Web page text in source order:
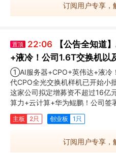
订阅用户专享，
置顶 22:06
【公告全知道
+液冷！公司1.6T交换机以
机已开始小批量生产
①AI服务器+CPO+英伟达+液冷
代CPO全光交换机样机已开始
这家公司拟定增募资不超过16
算力+云计算+华为鲲鹏！公司签
主板 2只 创业板 1只
订阅用户专享，